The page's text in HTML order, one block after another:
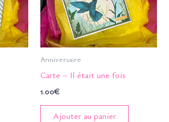
Anniversaire
Carte – Il était une fois
1.00€
Ajouter au panier